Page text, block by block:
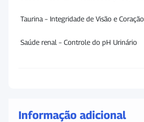
Taurina – Integridade de Visão e Coração
Saúde renal – Controle do pH Urinário
Informação adicional